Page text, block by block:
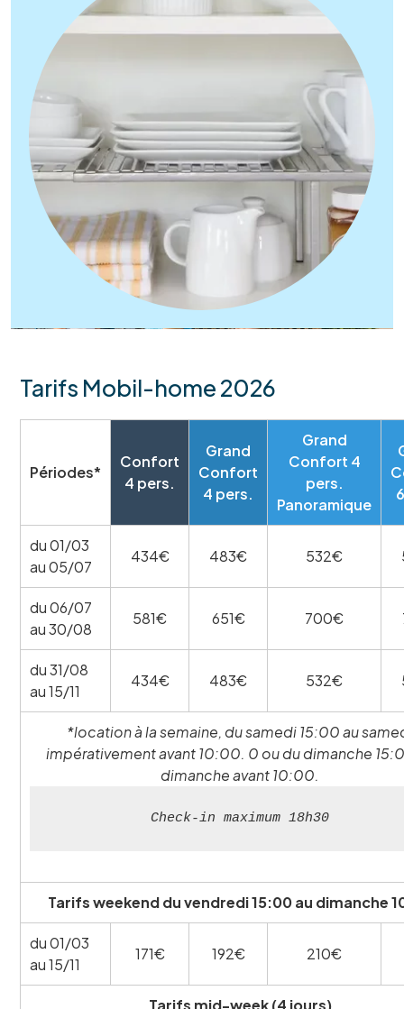
Tarifs Mobil-home 2026
Périodes*
Confort
4 pers.
Grand
Confort
4 pers.
Grand
Confort 4
pers.
Panoramique
du 01/03
au 05/07
434€ 483€ 532€
du 06/07
au 30/08
581€ 651€ 700€
du 31/08
au 15/11
434€ 483€ 532€
*location à la semaine, du samedi 15:00 au
impérativement avant 10:00. 0 ou du dimanche
dimanche avant 10:00.
Check-in maximum 18h30
Tarifs weekend du vendredi 15:00 au dimanche
du 01/03
au 15/11
171€ 192€ 210€
Tarifs mid-week (4 jours)